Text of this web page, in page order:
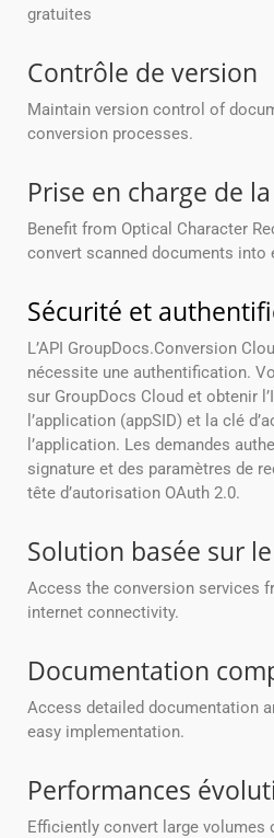
gratuites
Contrôle de version
Maintain version control of
conversion processes.
Prise en charge de la
Benefit from Optical Character
convert scanned documents into
Sécurité et
L’API GroupDocs.Conversion
nécessite une authentification.
sur GroupDocs Cloud et obtenir
l’application (appSID) et la clé
l’application. Les demandes
signature et des paramètres de
tête d’autorisation OAuth 2.0.
Solution basée sur
Access the conversion services
internet connectivity.
Documentation
Access detailed documentation
easy implementation.
Performances
Efficiently convert large volumes